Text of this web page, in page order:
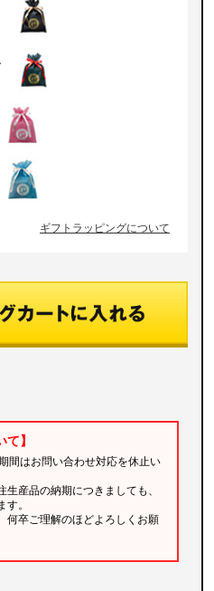
ギフトラッピングについて
】
間はお問い合わせ対応を休止い
産品の納期につきましても、
。
何卒ご理解のほどよろしくお願